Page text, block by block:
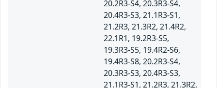
20.2R3-S4, 20.3R3-S4,
20.4R3-S3, 21.1R3-S1,
21.2R3, 21.3R2, 21.4R2,
22.1R1, 19.2R3-S5,
19.3R3-S5, 19.4R2-S6,
19.4R3-S8, 20.2R3-S4,
20.3R3-S3, 20.4R3-S3,
21.1R3-S1, 21.2R3, 21.3R2,